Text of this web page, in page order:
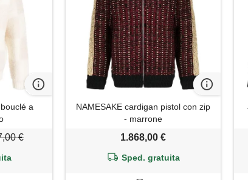
a
€
NAMESAKE cardigan pistol con zip
- marrone
1.868,00 €
Sped. gratuita